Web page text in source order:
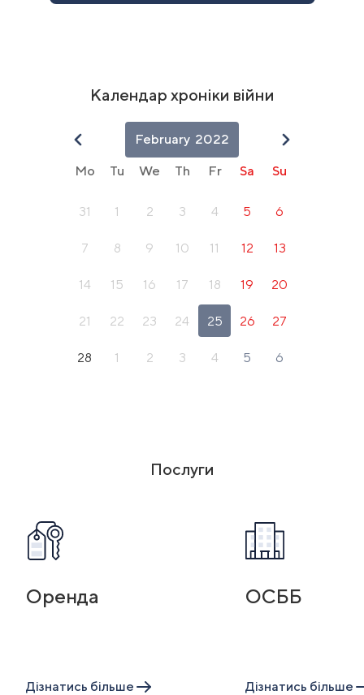
February 2022
Mo Tu We Th Fr Sa Su
31 1 2 3 4 5 6
7 8 9 10 11 12 13
14 15 16 17 18 19 20
21 22 23 24 25 26 27
28 1 2 3 4 5 6
Календар хроніки війни
Послуги
Оренда
Дiзнатись бiльше
ОСББ
Дiзнатись бiльше